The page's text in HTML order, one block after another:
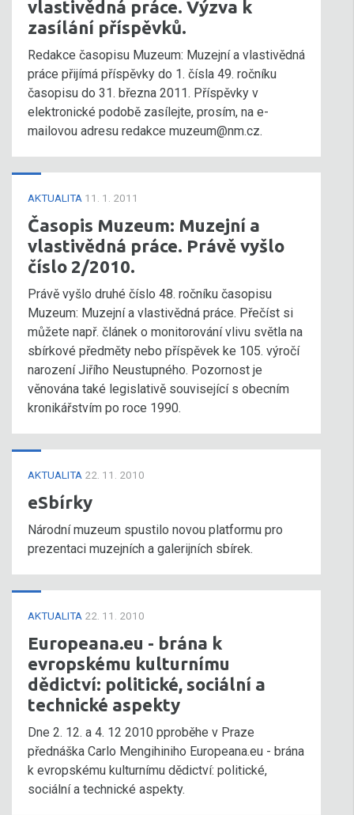
vlastivědná práce. Výzva k
zasílání příspěvků.
Redakce časopisu Muzeum: Muzejní a vlastivědná
práce přijímá příspěvky do 1. čísla 49. ročníku
časopisu do 31. března 2011. Příspěvky v
elektronické podobě zasílejte, prosím, na e-
mailovou adresu redakce muzeum@nm.cz.
AKTUALITA 11. 1. 2011
Časopis Muzeum: Muzejní a
vlastivědná práce. Právě vyšlo
číslo 2/2010.
Právě vyšlo druhé číslo 48. ročníku časopisu
Muzeum: Muzejní a vlastivědná práce. Přečíst si
můžete např. článek o monitorování vlivu světla na
sbírkové předměty nebo příspěvek ke 105. výročí
narození Jiřího Neustupného. Pozornost je
věnována také legislativě související s obecním
kronikářstvím po roce 1990.
AKTUALITA 22. 11. 2010
eSbírky
Národní muzeum spustilo novou platformu pro
prezentaci muzejních a galerijních sbírek.
AKTUALITA 22. 11. 2010
Europeana.eu - brána k
evropskému kulturnímu
dědictví: politické, sociální a
technické aspekty
Dne 2. 12. a 4. 12 2010 pproběhe v Praze
přednáška Carlo Mengihiniho Europeana.eu - brána
k evropskému kulturnímu dědictví: politické,
sociální a technické aspekty.